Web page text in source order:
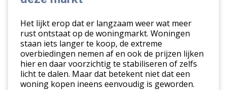
deze
markt
Het lijkt erop dat er langzaam weer wat meer
rust ontstaat op de woningmarkt. Woningen
staan iets langer te koop, de extreme
overbiedingen nemen af en ook de prijzen lijken
hier en daar voorzichtig te stabiliseren of zelfs
licht te dalen. Maar dat betekent niet dat een
woning kopen ineens eenvoudig is geworden.